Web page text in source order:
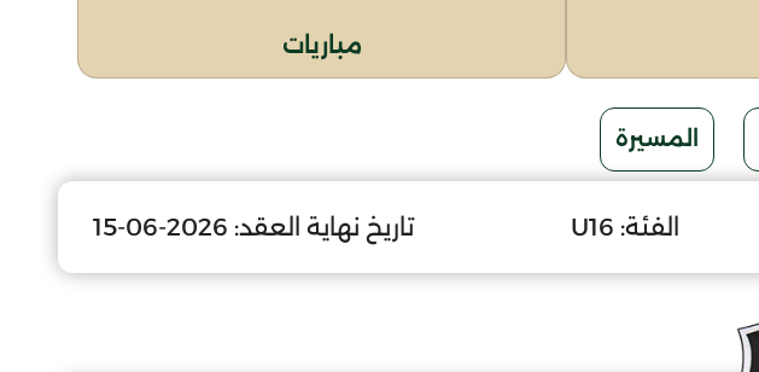
مباريات
المسيرة
الفئة: U16 تاريخ نهاية العقد: 2026-06-15